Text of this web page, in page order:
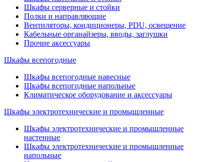
Шкафы серверные и стойки
Полки и направляющие
Вентиляторы, кондиционеры, PDU, освещение
Кабельные органайзеры, вводы, заглушки
Прочие аксеcсуары
Шкафы всепогодные
Шкафы всепогодные навесные
Шкафы всепогодные напольные
Климатическое оборудование и аксессуары
Шкафы электротехнические и промышленные
Шкафы электротехнические и промышленные
настенные
Шкафы электротехнические и промышленные
напольные